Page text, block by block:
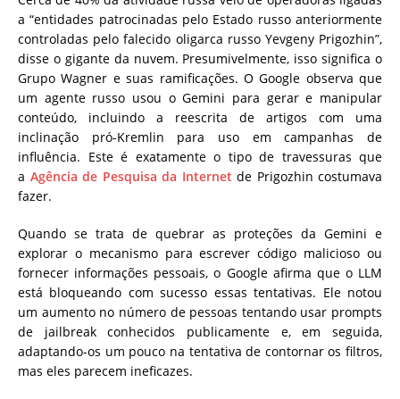
a “entidades patrocinadas pelo Estado russo anteriormente
controladas pelo falecido oligarca russo Yevgeny Prigozhin”,
disse o gigante da nuvem. Presumivelmente, isso significa o
Grupo Wagner e suas ramificações. O Google observa que
um agente russo usou o Gemini para gerar e manipular
conteúdo, incluindo a reescrita de artigos com uma
inclinação pró-Kremlin para uso em campanhas de
influência. Este é exatamente o tipo de travessuras que
a Agência de Pesquisa da Internet de Prigozhin costumava
fazer.
Quando se trata de quebrar as proteções da Gemini e
explorar o mecanismo para escrever código malicioso ou
fornecer informações pessoais, o Google afirma que o LLM
está bloqueando com sucesso essas tentativas. Ele notou
um aumento no número de pessoas tentando usar prompts
de jailbreak conhecidos publicamente e, em seguida,
adaptando-os um pouco na tentativa de contornar os filtros,
mas eles parecem ineficazes.